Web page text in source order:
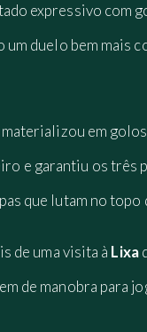
expressivo com
duelo bem mais
em
e garantiu os três
que lutam no topo
de uma visita à Lixa
de manobra para